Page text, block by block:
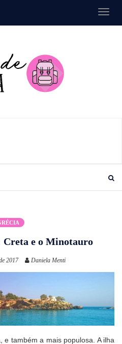
Creta e o Minotauro
2017 Daniela Menti
também a mais populosa. A ilha